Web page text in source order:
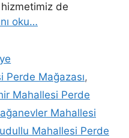
de
oku…
Perde Mağazası,
Mahallesi Perde
Mahallesi
Mahallesi Perde